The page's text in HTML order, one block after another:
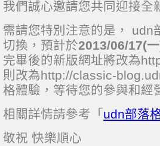
我們誠心邀請您共同迎接全
需請您特別注意的是， udn
切換，預計於2013/06/17(
完畢後的新版網址將改為
則改為http://classic-
格體驗，等待您的參與和經
相關詳情請參考「 udn部落
敬祝 快樂順心